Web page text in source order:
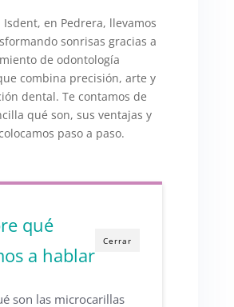
Isdent, en Pedrera, llevamos
sonrisas gracias a
de odontología
combina precisión, arte y
dental. Te contamos de
qué son, sus ventajas y
paso a paso.
Cerrar
qué
a hablar
son las microcarillas